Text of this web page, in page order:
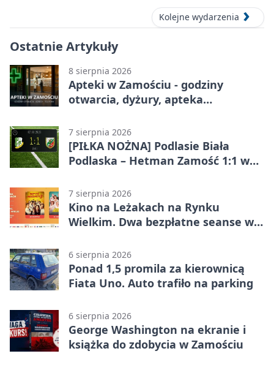
Kolejne wydarzenia
Ostatnie Artykuły
8 sierpnia 2026
Apteki w Zamościu - godziny
otwarcia, dyżury, apteka
7 sierpnia 2026
[PIŁKA NOŻNA] Podlasie Biała
Podlaska – Hetman Zamość 1:1 w
podział punktów po bezbramkowej
pierwszej połowie
7 sierpnia 2026
Kino na Leżakach na Rynku
Wielkim. Dwa bezpłatne seanse w
6 sierpnia 2026
Ponad 1,5 promila za kierownicą
Fiata Uno. Auto trafiło na parking
6 sierpnia 2026
George Washington na ekranie i
książka do zdobycia w Zamościu